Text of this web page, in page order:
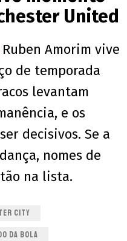
United
Ruben Amorim vive
de temporada
levantam
e os
decisivos. Se a
nomes de
na lista.
CITY
DA BOLA